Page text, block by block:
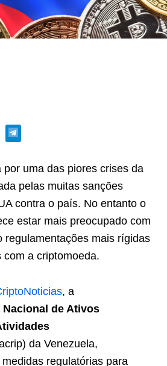
por uma das piores crises da
pelas muitas sanções
contra o país. No entanto o
estar mais preocupado com
regulamentações mais rígidas
com a criptomoeda.
, a
de Ativos
da Venezuela,
regulatórias para